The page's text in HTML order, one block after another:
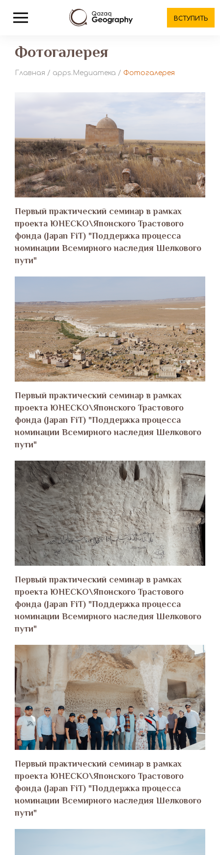
ВСТУПИТЬ
Фотогалерея
Главная / apps.Медиатека / Фотогалерея
Первый практический семинар в рамках
проекта ЮНЕСКО\Японского Трастового
фонда (Japan FiT) "Поддержка процесса
номинации Всемирного наследия Шелкового
пути"
Первый практический семинар в рамках
проекта ЮНЕСКО\Японского Трастового
фонда (Japan FiT) "Поддержка процесса
номинации Всемирного наследия Шелкового
пути"
Первый практический семинар в рамках
проекта ЮНЕСКО\Японского Трастового
фонда (Japan FiT) "Поддержка процесса
номинации Всемирного наследия Шелкового
пути"
Первый практический семинар в рамках
проекта ЮНЕСКО\Японского Трастового
фонда (Japan FiT) "Поддержка процесса
номинации Всемирного наследия Шелкового
пути"